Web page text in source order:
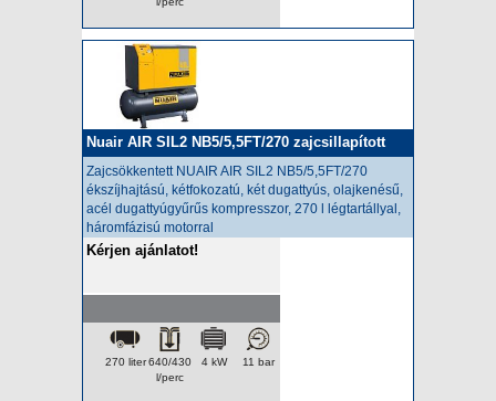
Nuair AIR SIL2 NB5/5,5FT/270 zajcsillapított
kompresszor
Zajcsökkentett NUAIR AIR SIL2 NB5/5,5FT/270
ékszíjhajtású, kétfokozatú, két dugattyús, olajkenésű,
acél dugattyúgyűrűs kompresszor, 270 l légtartállyal,
háromfázisú motorral
Kérjen ajánlatot!
11 bar
4 kW
640/430
l/perc
270 liter